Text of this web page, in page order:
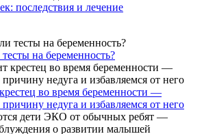
последствия и лечение
на беременность?
во время беременности —
недуга и избавляемся от него